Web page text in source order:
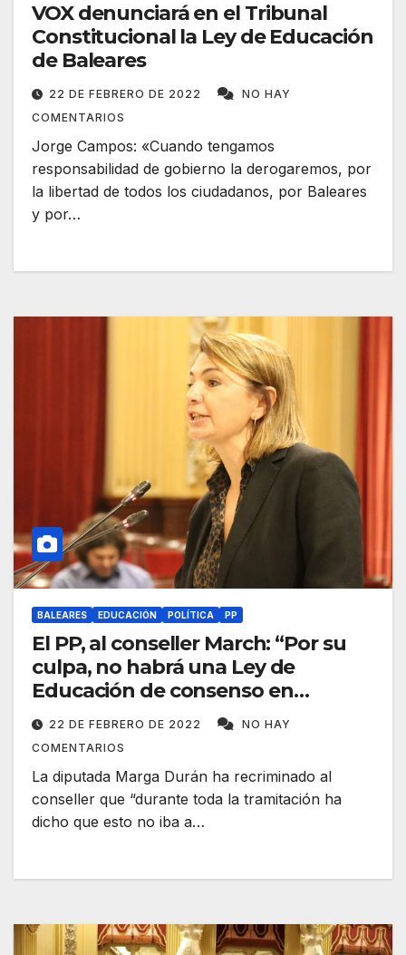
VOX denunciará en el Tribunal
Constitucional la Ley de Educación
de Baleares
22 DE FEBRERO DE 2022
NO HAY
COMENTARIOS
Jorge Campos: «Cuando tengamos
responsabilidad de gobierno la derogaremos, por
la libertad de todos los ciudadanos, por Baleares
y por…
BALEARES EDUCACIÓN POLÍTICA PP
El PP, al conseller March: “Por su
culpa, no habrá una Ley de
Educación de consenso en
Baleares”
22 DE FEBRERO DE 2022
NO HAY
COMENTARIOS
La diputada Marga Durán ha recriminado al
conseller que “durante toda la tramitación ha
dicho que esto no iba a…